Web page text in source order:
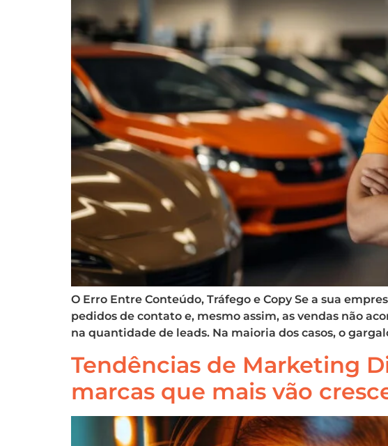
O Erro Entre Conteúdo, Tráfego e Copy Se a sua
pedidos de contato e, mesmo assim, as vendas não
na quantidade de leads. Na maioria dos casos, o
Tendências de Marketing
marcas que mais vão